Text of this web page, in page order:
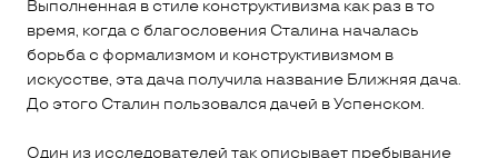
Выполненная в стиле конструктивизма как раз в то
время, когда с благословения Сталина началась
борьба с формализмом и конструктивизмом в
искусстве, эта дача получила название Ближняя дача.
До этого Сталин пользовался дачей в Успенском.
Один из исследователей так описывает пребывание